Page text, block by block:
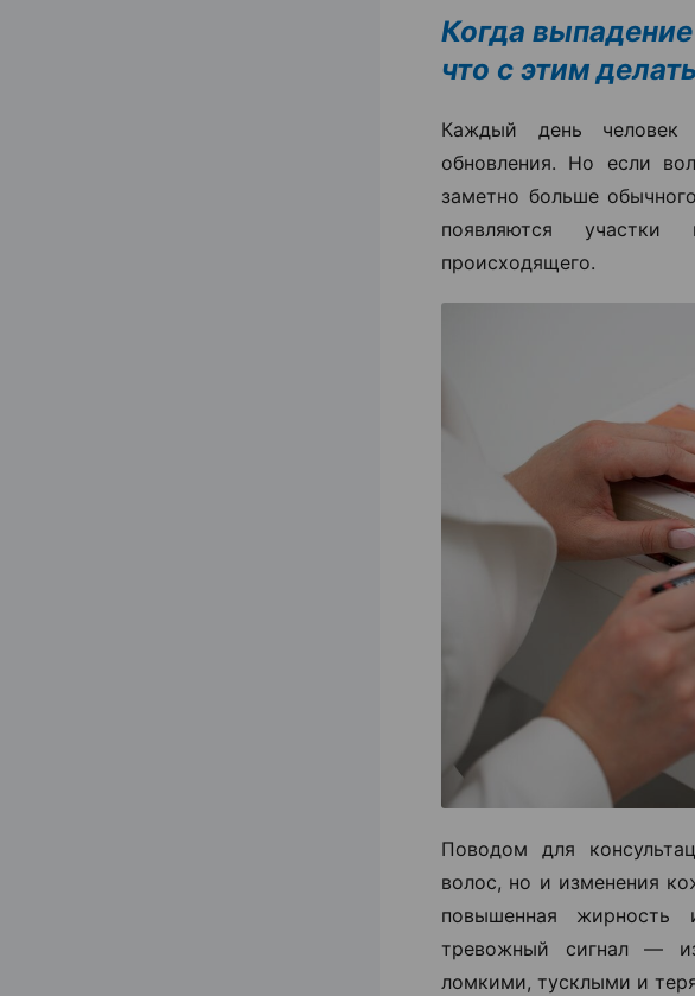
Когда
что с этим делать
Каждый день
обновления. Но если
заметно больше
появляются участки
происходящего.
Поводом для
волос, но и изменения
повышенная жирность
тревожный сигнал —
ломкими, тусклыми и